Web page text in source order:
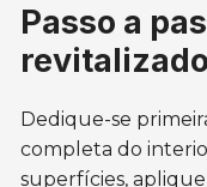
Passo a
Dedique-se
completa do
superfícies,